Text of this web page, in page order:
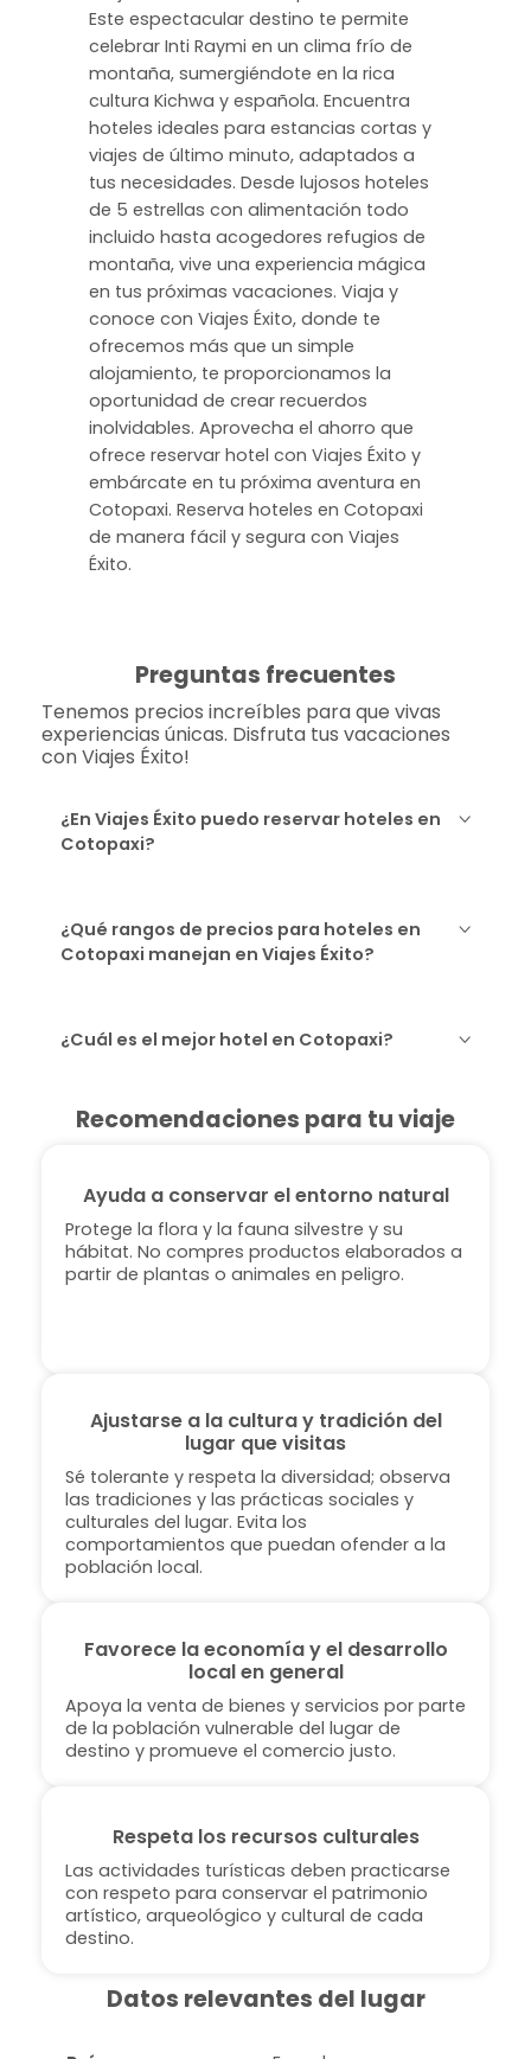
Este espectacular destino te permite
celebrar Inti Raymi en un clima frío de
montaña, sumergiéndote en la rica
cultura Kichwa y española. Encuentra
hoteles ideales para estancias cortas y
viajes de último minuto, adaptados a
tus necesidades. Desde lujosos hoteles
de 5 estrellas con alimentación todo
incluido hasta acogedores refugios de
montaña, vive una experiencia mágica
en tus próximas vacaciones. Viaja y
conoce con Viajes Éxito, donde te
ofrecemos más que un simple
alojamiento, te proporcionamos la
oportunidad de crear recuerdos
inolvidables. Aprovecha el ahorro que
ofrece reservar hotel con Viajes Éxito y
embárcate en tu próxima aventura en
Cotopaxi. Reserva hoteles en Cotopaxi
de manera fácil y segura con Viajes
Éxito.
Preguntas frecuentes
Tenemos precios increíbles para que vivas
experiencias únicas. Disfruta tus vacaciones
con Viajes Éxito!
¿En Viajes Éxito puedo reservar hoteles en
Cotopaxi?
¿Qué rangos de precios para hoteles en
Cotopaxi manejan en Viajes Éxito?
¿Cuál es el mejor hotel en Cotopaxi?
Recomendaciones para tu viaje
Ayuda a conservar el entorno natural
Protege la flora y la fauna silvestre y su
hábitat. No compres productos elaborados a
partir de plantas o animales en peligro.
Ajustarse a la cultura y tradición del
lugar que visitas
Sé tolerante y respeta la diversidad; observa
las tradiciones y las prácticas sociales y
culturales del lugar. Evita los
comportamientos que puedan ofender a la
población local.
Favorece la economía y el desarrollo
local en general
Apoya la venta de bienes y servicios por parte
de la población vulnerable del lugar de
destino y promueve el comercio justo.
Respeta los recursos culturales
Las actividades turísticas deben practicarse
con respeto para conservar el patrimonio
artístico, arqueológico y cultural de cada
destino.
Datos relevantes del lugar